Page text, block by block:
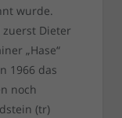
wurde.
Dieter
„Hase“
1966 das
noch
(tr)